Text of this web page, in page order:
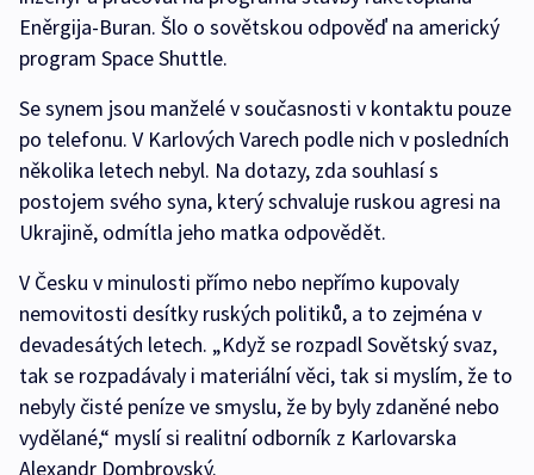
Eněrgija-Buran. Šlo o sovětskou odpověď na americký
program Space Shuttle.
Se synem jsou manželé v současnosti v kontaktu pouze
po telefonu. V Karlových Varech podle nich v posledních
několika letech nebyl. Na dotazy, zda souhlasí s
postojem svého syna, který schvaluje ruskou agresi na
Ukrajině, odmítla jeho matka odpovědět.
V Česku v minulosti přímo nebo nepřímo kupovaly
nemovitosti desítky ruských politiků, a to zejména v
devadesátých letech. „Když se rozpadl Sovětský svaz,
tak se rozpadávaly i materiální věci, tak si myslím, že to
nebyly čisté peníze ve smyslu, že by byly zdaněné nebo
vydělané,“ myslí si realitní odborník z Karlovarska
Alexandr Dombrovský.